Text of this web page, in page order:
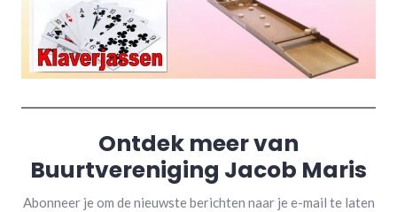
Ontdek meer van
Buurtvereniging Jacob Maris
Abonneer je om de nieuwste berichten naar je e-mail te laten